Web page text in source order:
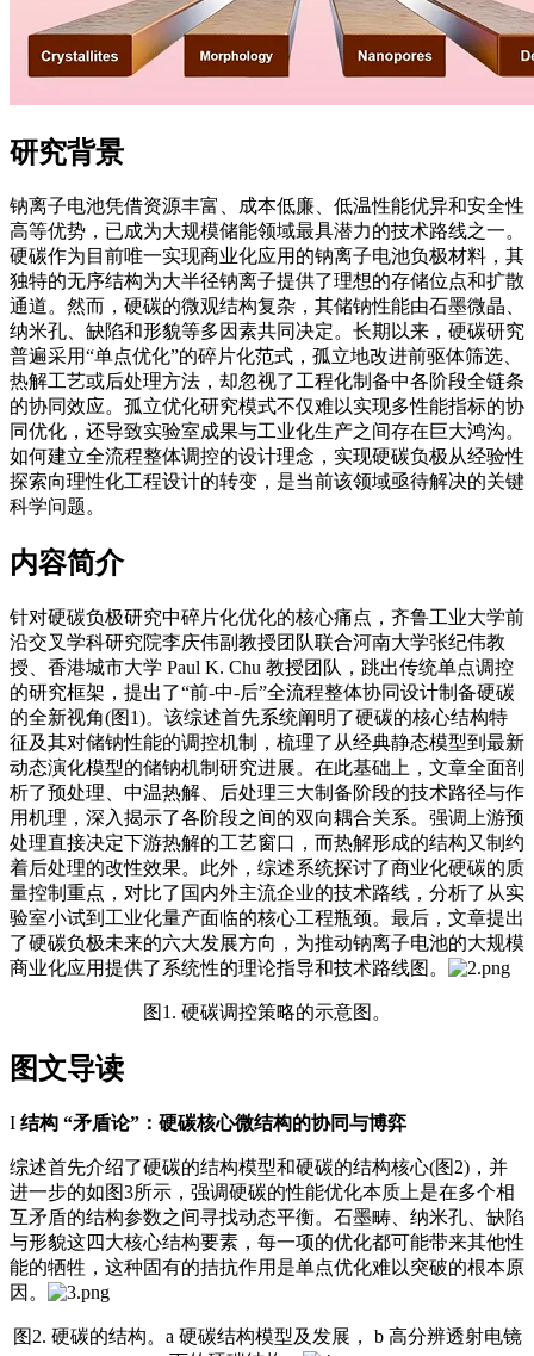
研究背景
钠离子电池凭借资源丰富、成本低廉、低温性能优异和安全性
高等优势，已成为大规模储能领域最具潜力的技术路线之一。
硬碳作为目前唯一实现商业化应用的钠离子电池负极材料，其
独特的无序结构为大半径钠离子提供了理想的存储位点和扩散
通道。然而，硬碳的微观结构复杂，其储钠性能由石墨微晶、
纳米孔、缺陷和形貌等多因素共同决定。长期以来，硬碳研究
普遍采用“单点优化”的碎片化范式，孤立地改进前驱体筛选、
热解工艺或后处理方法，却忽视了工程化制备中各阶段全链条
的协同效应。孤立优化研究模式不仅难以实现多性能指标的协
同优化，还导致实验室成果与工业化生产之间存在巨大鸿沟。
如何建立全流程整体调控的设计理念，实现硬碳负极从经验性
探索向理性化工程设计的转变，是当前该领域亟待解决的关键
科学问题。
内容简介
针对硬碳负极研究中碎片化优化的核心痛点，齐鲁工业大学前
沿交叉学科研究院李庆伟副教授团队联合河南大学张纪伟教
授、香港城市大学 Paul K. Chu 教授团队，跳出传统单点调控
的研究框架，提出了“前-中-后”全流程整体协同设计制备硬碳
的全新视角(图1)。该综述首先系统阐明了硬碳的核心结构特
征及其对储钠性能的调控机制，梳理了从经典静态模型到最新
动态演化模型的储钠机制研究进展。在此基础上，文章全面剖
析了预处理、中温热解、后处理三大制备阶段的技术路径与作
用机理，深入揭示了各阶段之间的双向耦合关系。强调上游预
处理直接决定下游热解的工艺窗口，而热解形成的结构又制约
着后处理的改性效果。此外，综述系统探讨了商业化硬碳的质
量控制重点，对比了国内外主流企业的技术路线，分析了从实
验室小试到工业化量产面临的核心工程瓶颈。最后，文章提出
了硬碳负极未来的六大发展方向，为推动钠离子电池的大规模
商业化应用提供了系统性的理论指导和技术路线图。
图1. 硬碳调控策略的示意图。
图文导读
I 结构 “矛盾论”：硬碳核心微结构的协同与博弈
综述首先介绍了硬碳的结构模型和硬碳的结构核心(图2)，并
进一步的如图3所示，强调硬碳的性能优化本质上是在多个相
互矛盾的结构参数之间寻找动态平衡。石墨畴、纳米孔、缺陷
与形貌这四大核心结构要素，每一项的优化都可能带来其他性
能的牺牲，这种固有的拮抗作用是单点优化难以突破的根本原
因。
图2. 硬碳的结构。a 硬碳结构模型及发展， b 高分辨透射电镜